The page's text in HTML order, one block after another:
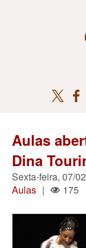
Aulas
Dina
Sexta-feira, 07/
Aulas | 175